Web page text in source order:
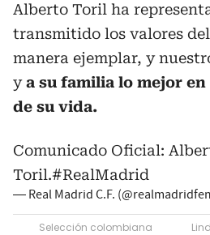
Alberto Toril ha
transmitido los valores
manera ejemplar, y
ya su familia lo mejor
de su vida.
Comunicado Oficial:
Toril.#RealMadrid
— Real Madrid C.F.
Selección colombiana